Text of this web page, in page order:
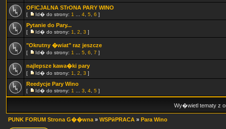
OFICJALNA STrONA PARY WINO
[ Id� do strony: 1 4 5 6 ]
Pytanie do Pary...
[ Id� do strony: 1 2 3 ]
"Okrutny �wiat" raz jeszcze
[ Id� do strony: 1 5 6 7 ]
najlepsze kawa�ki pary
[ Id� do strony: 1 2 3 ]
Reedycje Pary Wino
[ Id� do strony: 1 3 4 5 ]
Wy�wietl tematy z
PUNK FORUM Strona G��wna » WSPӣPRACA » Para Wino